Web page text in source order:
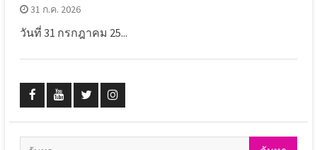
31 ก.ค. 2026
วันที่ 31 กรกฎาคม 25...
ค้นหา